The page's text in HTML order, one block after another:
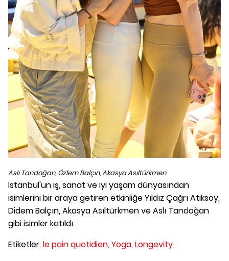
Aslı Tandoğan, Özlem Balçın, Akasya Asıltürkmen
İstanbul'un iş, sanat ve iyi yaşam dünyasından
isimlerini bir araya getiren etkinliğe Yıldız Çağrı Atiksoy,
Didem Balçın, Akasya Asıltürkmen ve Aslı Tandoğan
gibi isimler katıldı.
Etiketler:le pain quotidien,Yoga,Longevity